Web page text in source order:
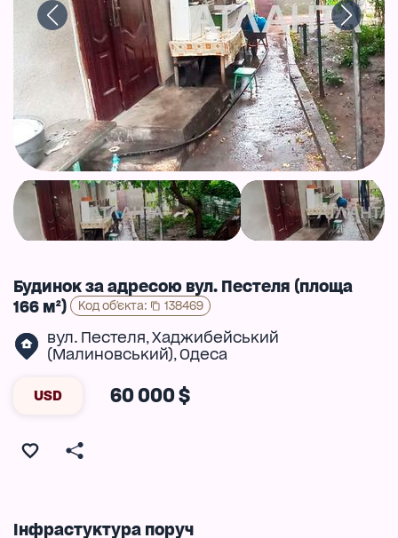
Будинок за адресою вул. Пестеля (площа
166 м²)
Код об'єкта: 138469
вул. Пестеля,Хаджибейський
(Малиновський),Одеса
USD 60 000 $
Інфрастуктура поруч